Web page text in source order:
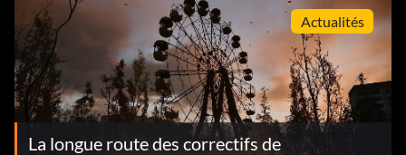
Actualités
La longue route des correctifs de